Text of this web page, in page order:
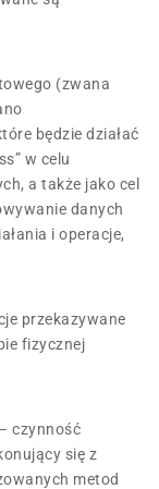
(zwana
będzie działać
w celu
a także jako cel
danych
i operacje,
przekazywane
fizycznej
czynność
się z
metod